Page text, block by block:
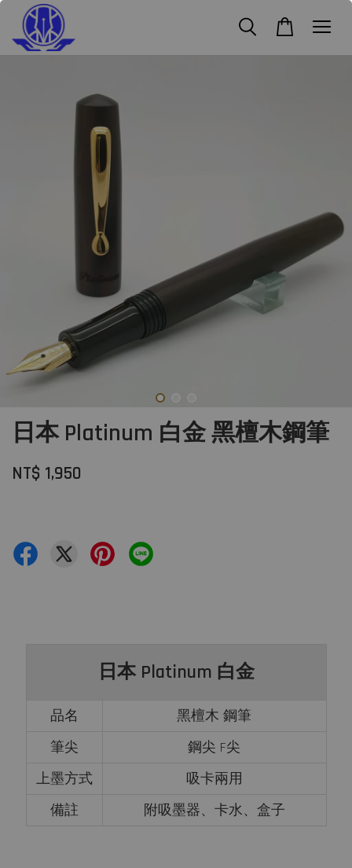
日本 Platinum 白金 黑檀木鋼筆
NT$ 1,950
日本 Platinum 白金
品名
黑檀木 鋼筆
筆尖
鋼尖 F尖
上墨方式
吸卡兩用
備註
附吸墨器、卡水、盒子